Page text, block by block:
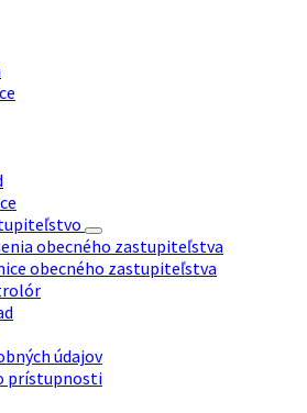
obecného zastupiteľstva
obecného zastupiteľstva
údajov
prístupnosti